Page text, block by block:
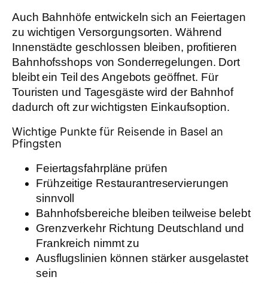
Auch Bahnhöfe entwickeln sich an Feiertagen
zu wichtigen Versorgungsorten. Während
Innenstädte geschlossen bleiben, profitieren
Bahnhofsshops von Sonderregelungen. Dort
bleibt ein Teil des Angebots geöffnet. Für
Touristen und Tagesgäste wird der Bahnhof
dadurch oft zur wichtigsten Einkaufsoption.
Wichtige Punkte für Reisende in Basel an
Pfingsten
Feiertagsfahrpläne prüfen
Frühzeitige Restaurantreservierungen
sinnvoll
Bahnhofsbereiche bleiben teilweise belebt
Grenzverkehr Richtung Deutschland und
Frankreich nimmt zu
Ausflugslinien können stärker ausgelastet
sein